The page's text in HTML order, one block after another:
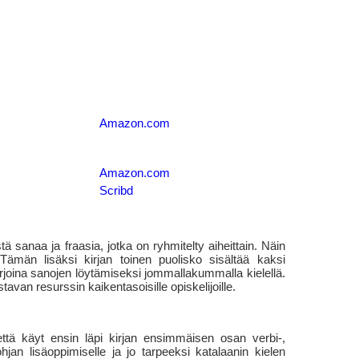
Amazon.com
Amazon.com
Scribd
sanaa ja fraasia, jotka on ryhmitelty aiheittain. Näin
lisäksi kirjan toinen puolisko sisältää kaksi
sanojen löytämiseksi jommallakummalla kielellä.
resurssin kaikentasoisille opiskelijoille.
käyt ensin läpi kirjan ensimmäisen osan verbi-,
lisäoppimiselle ja jo tarpeeksi katalaanin kielen